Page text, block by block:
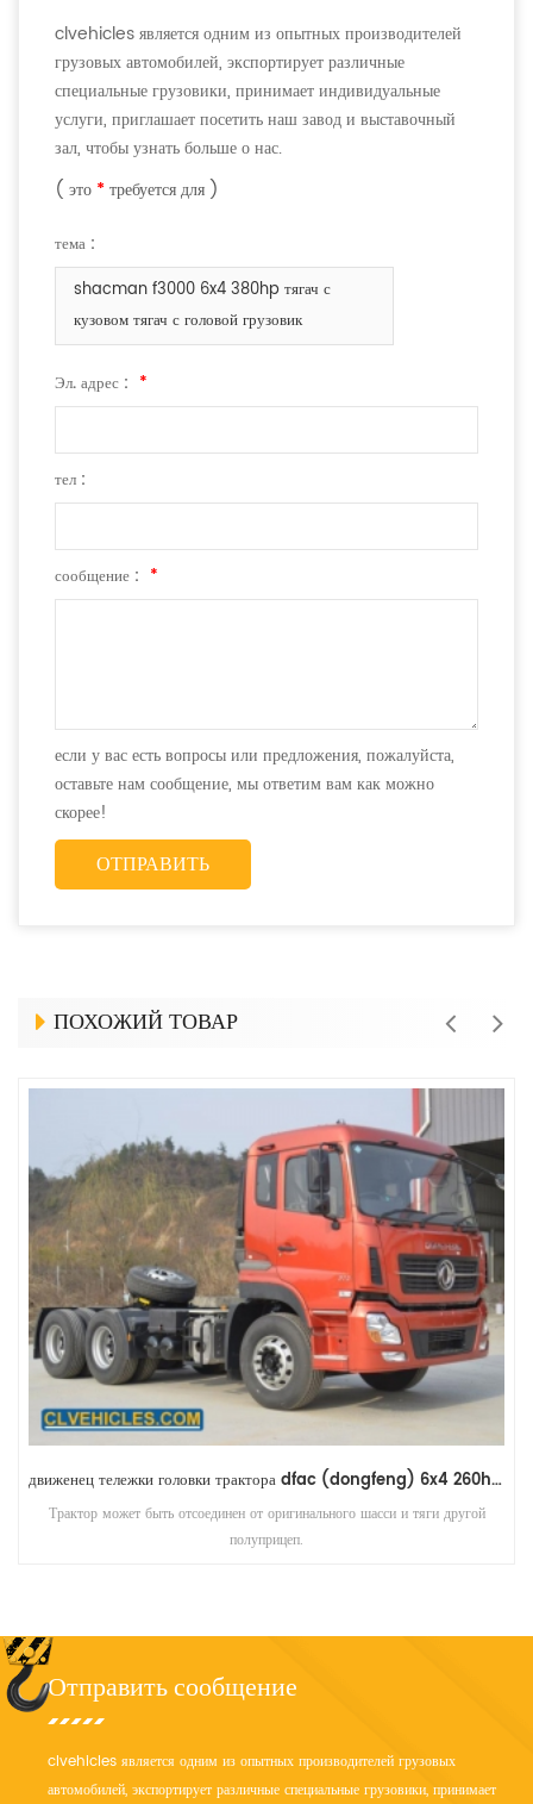
clvehicles является одним из опытных производителей
грузовых автомобилей, экспортирует различные
специальные грузовики, принимает индивидуальные
услуги, приглашает посетить наш завод и выставочный
зал, чтобы узнать больше о нас.
( это * требуется для )
тема :
shacman f3000 6x4 380hp тягач с
кузовом тягач с головой грузовик
Эл. адрес : *
тел :
сообщение : *
если у вас есть вопросы или предложения, пожалуйста,
оставьте нам сообщение, мы ответим вам как можно
скорее!
ПОХОЖИЙ ТОВАР
2020 год dfac (dongfeng) 4x2 315 л.с.
Трактор может быть отсоединен от оригинального шасси и тяги другой
полуприцеп.
Отправить сообщение
clvehicles является одним из опытных производителей грузовых
автомобилей, экспортирует различные специальные грузовики, принимает